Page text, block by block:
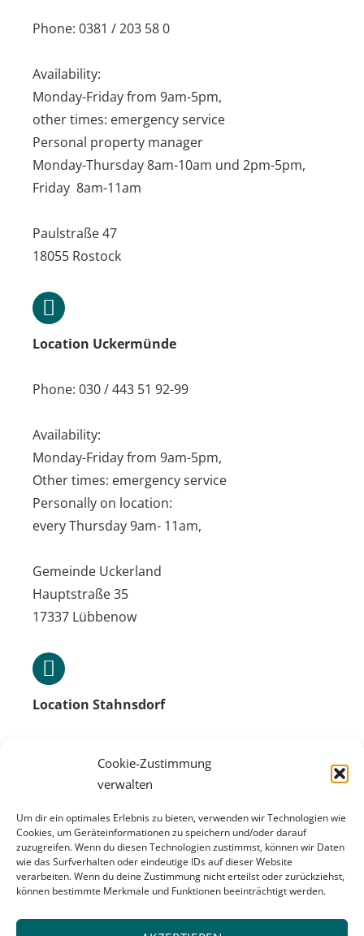
Cookie-Zustimmung
verwalten
Um dir ein optimales Erlebnis zu bieten, verwenden wir Technologien wie
Cookies, um Geräteinformationen zu speichern und/oder darauf
zuzugreifen. Wenn du diesen Technologien zustimmst, können wir Daten
wie das Surfverhalten oder eindeutige IDs auf dieser Website
verarbeiten. Wenn du deine Zustimmung nicht erteilst oder zurückziehst,
können bestimmte Merkmale und Funktionen beeinträchtigt werden.
Phone: 0381 / 203 58 0
Availability:
Monday-Friday from 9am-5pm,
other times: emergency service
Personal property manager
Monday-Thursday 8am-10am und 2pm-5pm,
Friday 8am-11am
Paulstraße 47
18055 Rostock
Location Uckermünde
Phone: 030 / 443 51 92-99
Availability:
Monday-Friday from 9am-5pm,
Other times: emergency service
Personally on location:
every Thursday 9am- 11am,
Gemeinde Uckerland
Hauptstraße 35
17337 Lübbenow
Location Stahnsdorf
Monday-Friday from 9am-5pm,
Other times: emergency service
Personally on location:
every Thursday 9am- 1pm,
Gemeinde Stahnsdorf